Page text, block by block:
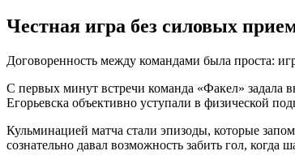
Честная игра без силовых
Договоренность между командами была проста:
С первых минут встречи команда «Факел» задала
Егорьевска объективно уступали в физической
Кульминацией матча стали эпизоды, которые
сознательно давал возможность забить гол, когда